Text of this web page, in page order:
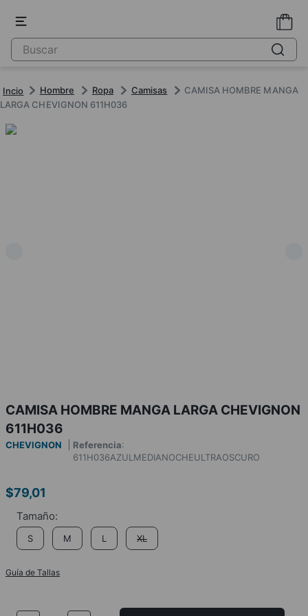
Hombre Ropa Camisas
CAMISA HOMBRE MANGA
LARGA CHEVIGNON 611H036
CAMISA HOMBRE MANGA LARGA CHEVIGNON
611H036
CHEVIGNON Referencia:
611H036AZULMEDIANOCHEULTRAOSCURO
$79,01
S M L XL
Guía de Tallas